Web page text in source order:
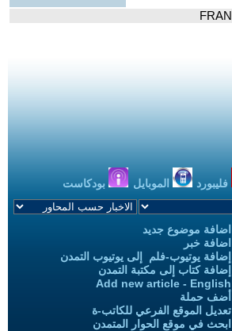
فليبورد الموبايل بودكاست
اضافة موضوع جديد
اضافة خبر
إضافة يوتيوب-فلم إلى يوتيوب التمدن
إضافة كتاب إلى مكتبة التمدن
Add new article - English
أضف حملة
تعديل الموقع الفرعي للكاتب-ة
ابحث في موقع الحوار المتمدن